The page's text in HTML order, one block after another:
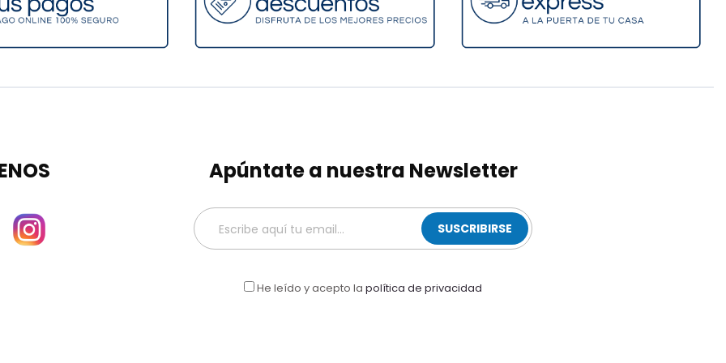
Apúntate a nuestra Newsletter
SUSCRIBIRSE
He leído y acepto la política de privacidad